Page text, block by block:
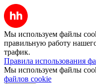
Мы используем файлы
правильную работу
трафик.
Правила использования
Мы используем файлы
файлов cookie